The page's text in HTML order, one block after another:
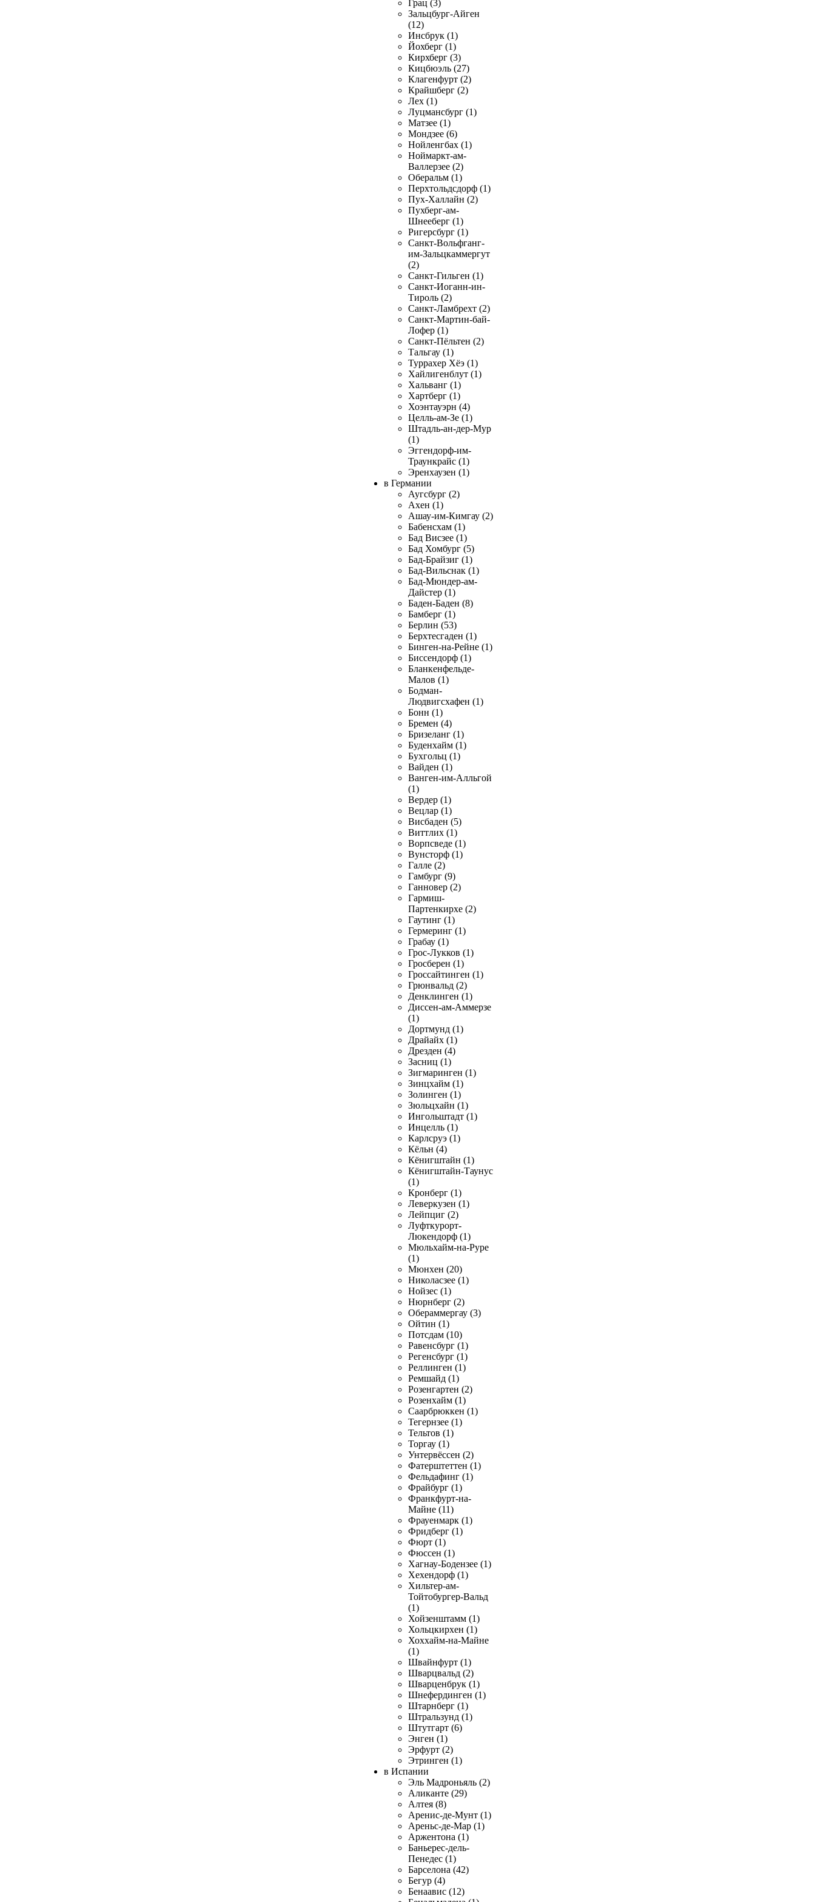
Грац (3)
Зальцбург-Айген
(12)
Инсбрук (1)
Йохберг (1)
Кирхберг (3)
Кицбюэль (27)
Клагенфурт (2)
Крайшберг (2)
Лех (1)
Луцмансбург (1)
Матзее (1)
Мондзее (6)
Нойленгбах (1)
Ноймаркт-ам-
Валлерзее (2)
Оберальм (1)
Перхтольдсдорф (1)
Пух-Халлайн (2)
Пухберг-ам-
Шнееберг (1)
Ригерсбург (1)
Санкт-Вольфганг-
им-Зальцкаммергут
(2)
Санкт-Гильген (1)
Санкт-Иоганн-ин-
Тироль (2)
Санкт-Ламбрехт (2)
Санкт-Мартин-бай-
Лофер (1)
Санкт-Пёльтен (2)
Тальгау (1)
Туррахер Хёэ (1)
Хайлигенблут (1)
Хальванг (1)
Хартберг (1)
Хоэнтауэрн (4)
Целль-ам-Зе (1)
Штадль-ан-дер-Мур
(1)
Эггендорф-им-
Траункрайс (1)
Эренхаузен (1)
в Германии
Аугсбург (2)
Ахен (1)
Ашау-им-Кимгау (2)
Бабенсхам (1)
Бад Висзее (1)
Бад Хомбург (5)
Бад-Брайзиг (1)
Бад-Вильснак (1)
Бад-Мюндер-ам-
Дайстер (1)
Баден-Баден (8)
Бамберг (1)
Берлин (53)
Берхтесгаден (1)
Бинген-на-Рейне (1)
Биссендорф (1)
Бланкенфельде-
Малов (1)
Бодман-
Людвигсхафен (1)
Бонн (1)
Бремен (4)
Бризеланг (1)
Буденхайм (1)
Бухгольц (1)
Вайден (1)
Ванген-им-Алльгой
(1)
Вердер (1)
Вецлар (1)
Висбаден (5)
Виттлих (1)
Ворпсведе (1)
Вунсторф (1)
Галле (2)
Гамбург (9)
Ганновер (2)
Гармиш-
Партенкирхе (2)
Гаутинг (1)
Гермеринг (1)
Грабау (1)
Грос-Лукков (1)
Гросберен (1)
Гроссайтинген (1)
Грюнвальд (2)
Денклинген (1)
Диссен-ам-Аммерзе
(1)
Дортмунд (1)
Драйайх (1)
Дрезден (4)
Засниц (1)
Зигмаринген (1)
Зинцхайм (1)
Золинген (1)
Зюльцхайн (1)
Ингольштадт (1)
Инцелль (1)
Карлсруэ (1)
Кёльн (4)
Кёнигштайн (1)
Кёнигштайн-Таунус
(1)
Кронберг (1)
Леверкузен (1)
Лейпциг (2)
Луфткурорт-
Люкендорф (1)
Мюльхайм-на-Руре
(1)
Мюнхен (20)
Николасзее (1)
Нойзес (1)
Нюрнберг (2)
Обераммергау (3)
Ойтин (1)
Потсдам (10)
Равенсбург (1)
Регенсбург (1)
Реллинген (1)
Ремшайд (1)
Розенгартен (2)
Розенхайм (1)
Саарбрюккен (1)
Тегернзее (1)
Тельтов (1)
Торгау (1)
Унтервёссен (2)
Фатерштеттен (1)
Фельдафинг (1)
Фрайбург (1)
Франкфурт-на-
Майне (11)
Фрауенмарк (1)
Фридберг (1)
Фюрт (1)
Фюссен (1)
Хагнау-Бодензее (1)
Хехендорф (1)
Хильтер-ам-
Тойтобургер-Вальд
(1)
Хойзенштамм (1)
Хольцкирхен (1)
Хоххайм-на-Майне
(1)
Швайнфурт (1)
Шварцвальд (2)
Шварценбрук (1)
Шнефердинген (1)
Штарнберг (1)
Штральзунд (1)
Штутгарт (6)
Энген (1)
Эрфурт (2)
Этринген (1)
в Испании
Эль Мадроньяль (2)
Аликанте (29)
Алтея (8)
Аренис-де-Мунт (1)
Ареньс-де-Мар (1)
Аржентона (1)
Баньерес-дель-
Пенедес (1)
Барселона (42)
Бегур (4)
Бенаавис (12)